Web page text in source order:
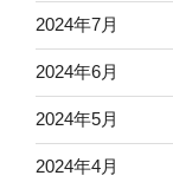
2024年7月
2024年6月
2024年5月
2024年4月